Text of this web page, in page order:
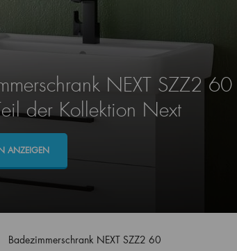
NEXT SZZ2 60
der Kollektion Next
ANZEIGEN
Badezimmerschrank NEXT SZZ2 60